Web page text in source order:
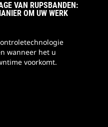
VAN RUPSBANDEN:
OM UW WERK
wanneer het u
voorkomt.